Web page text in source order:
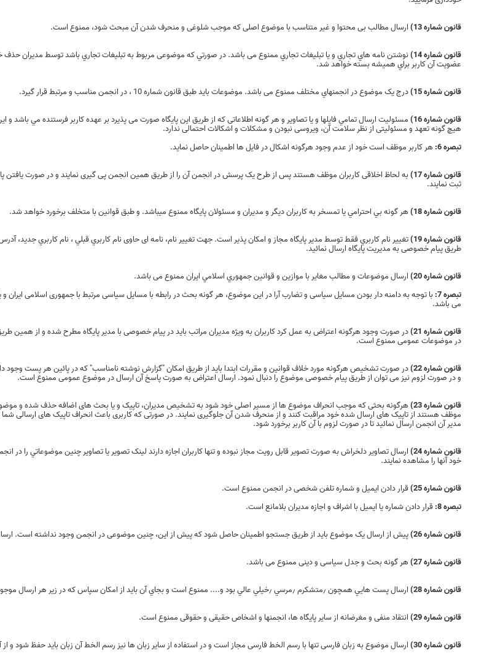
قانون شماره 13) ارسال مطالب بی محتوا و غیر متناسب با موضوع اصلی که موجب شلوغی و منحرف شدن آن مبحث شود، ممنوع است.
قانون شماره 14) نوشتن نامه هاي تجاري و يا تبليغات تجاري ممنوع می باشد. در صورتي كه موضوعی مربوط به تبليغات تجاري باشد توسط مديران حذف
عضویت آن کاربر براي هميشه بسته خواهد شد.
قانون شماره 15) درج یک موضوع در انجمنهاي مختلف ممنوع می باشد. موضوعات باید طبق قانون شماره 10 ، در انجمن مناسب و مرتبط قرار گیرد.
قانون شماره 16) مسئوليت ارسال تمامي فايلها و يا تصاوير و هر گونه اطلاعاتی كه از طريق این پایگاه صورت می پذیرد بر عهده كاربر فرستنده مي باشد و
هيچ گونه تعهد و مسئولیتی از نظر سلامت آن، ویروسی نبودن و مشکلات و اشکالات احتمالی ندارد.
تبصره 6:
هر کاربر موظف است خود از عدم وجود هرگونه اشکال در فایل ها اطمینان حاصل نماید.
قانون شماره 17) به لحاظ اخلاقی کاربران موظف هستند پس از طرح یک پرسش در انجمن آن را از طریق همین انجمن پی گیری نمایند و در صورت
ثبت نمایند.
قانون شماره 18) هر گونه بي احترامي یا تمسخر به كاربران ديگر و مديران و مسئولان پایگاه ممنوع میباشد. و طبق قوانین با متخلف برخورد خواهد شد.
قانون شماره 19) تغيير نام كاربري فقط توسط مدير پايگاه مجاز و امکان پذیر است. جهت تغییر نام، نامه ای حاوی نام كاربري قبلي ، نام كاربري جديد، آدرس
طریق پیام خصوصی به مدیریت پایگاه ارسال نمائید.
قانون شماره 20)
ارسال موضوعات و مطالب مغایر با موازین و قوانين جمهوري اسلامي ایران ممنوع می باشد.
تبصره 7:
با توجه به دامنه دار بودن مسایل سیاسی و تضارب آرا در این موضوع، هر گونه بحث در رابطه با مسایل سیاسی مرتبط با جمهوری اسلامی ایران
می باشد.
قانون شماره 21) در صورت وجود هرگونه اعتراض به عمل کرد کاربران به ویژه مدیران مراتب باید در پیام خصوصی با مدیر پایگاه مطرح شده و از همین
در موضوعات عمومی ممنوع است.
قانون شماره 22) در صورت تشخیص هرگونه مورد خلاف قوانین و مقررات ابتدا باید از طریق امکان "گزارش نوشته نامناسب" که در پائین هر پست وجود
و در صورت لزوم نیز می توان از طریق پیام خصوصی موضوع را دنبال نمود. ارسال اعتراض به صورت پاسخ آن ارسال در موضوع عمومی ممنوع است.
قانون شماره 23) هرگونه بحثی‌ که موجب انحراف موضوع ها از مسیر اصلی‌ خود شود به تشخیص مدیران، تاپیک و یا بحث های اضافه حذف شده و موضوع
موظف هستند از تاپیک های ارسال شده خود مراقبت کنند و از منحرف شدن آن جلوگیری نمایند. در صورتی‌ که کاربری باعث انحراف تاپیک های ارسالی‌ شما
مدیر آن انجمن ارسال نمائید تا در صورت لزوم با آن کاربر برخورد شود.
قانون شماره 24) ارسال تصاوير دلخراش به صورت تصوير قابل رويت مجاز نبوده و تنها کاربران اجازه دارند لينک تصوير يا تصاوير چنين موضوعاتي را در
خود آنها را مشاهده نمايند.
قانون شماره 25)
قرار دادن ايميل و ‌شماره تلفن شخصی در انجمن ممنوع است.
تبصره 8:
قرار دادن شماره یا ایمیل با اشراف و اجازه مدیران بلامانع است.
قانون شماره 26) پیش از ارسال یک موضوع باید از طریق جستجو اطمینان حاصل شود که پیش از این، چنین موضوعی در انجمن وجود نداشته است.
قانون شماره 27) هر گونه بحث و جدل سیاسی و دینی ممنوع می باشد.
قانون شماره 28) ارسال پست هايي همچون ٫‌متشكرم ٫‌مرسي ٫‌خيلي عالي بود و.... ممنوع است و بجاي آن باید از امکان سپاس که در زیر هر ارسال موجود است استفاده شود.
قانون شماره 29) انتقاد منفی و مغرضانه از ساير پایگاه ها، انجمنها و اشخاص حقیقی و حقوقی ممنوع است.
قانون شماره 30) ارسال موضوع به زبان فارسی تنها با رسم الخط فارسی مجاز است و در استفاده از سایر زبان ها نیز رسم الخط آن زبان باید حفظ شود و از